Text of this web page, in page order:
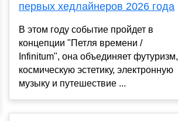
первых хедлайнеров 2026 года
В этом году событие пройдет в
концепции "Петля времени /
Infinitum", она объединяет футуризм,
космическую эстетику, электронную
музыку и путешествие ...